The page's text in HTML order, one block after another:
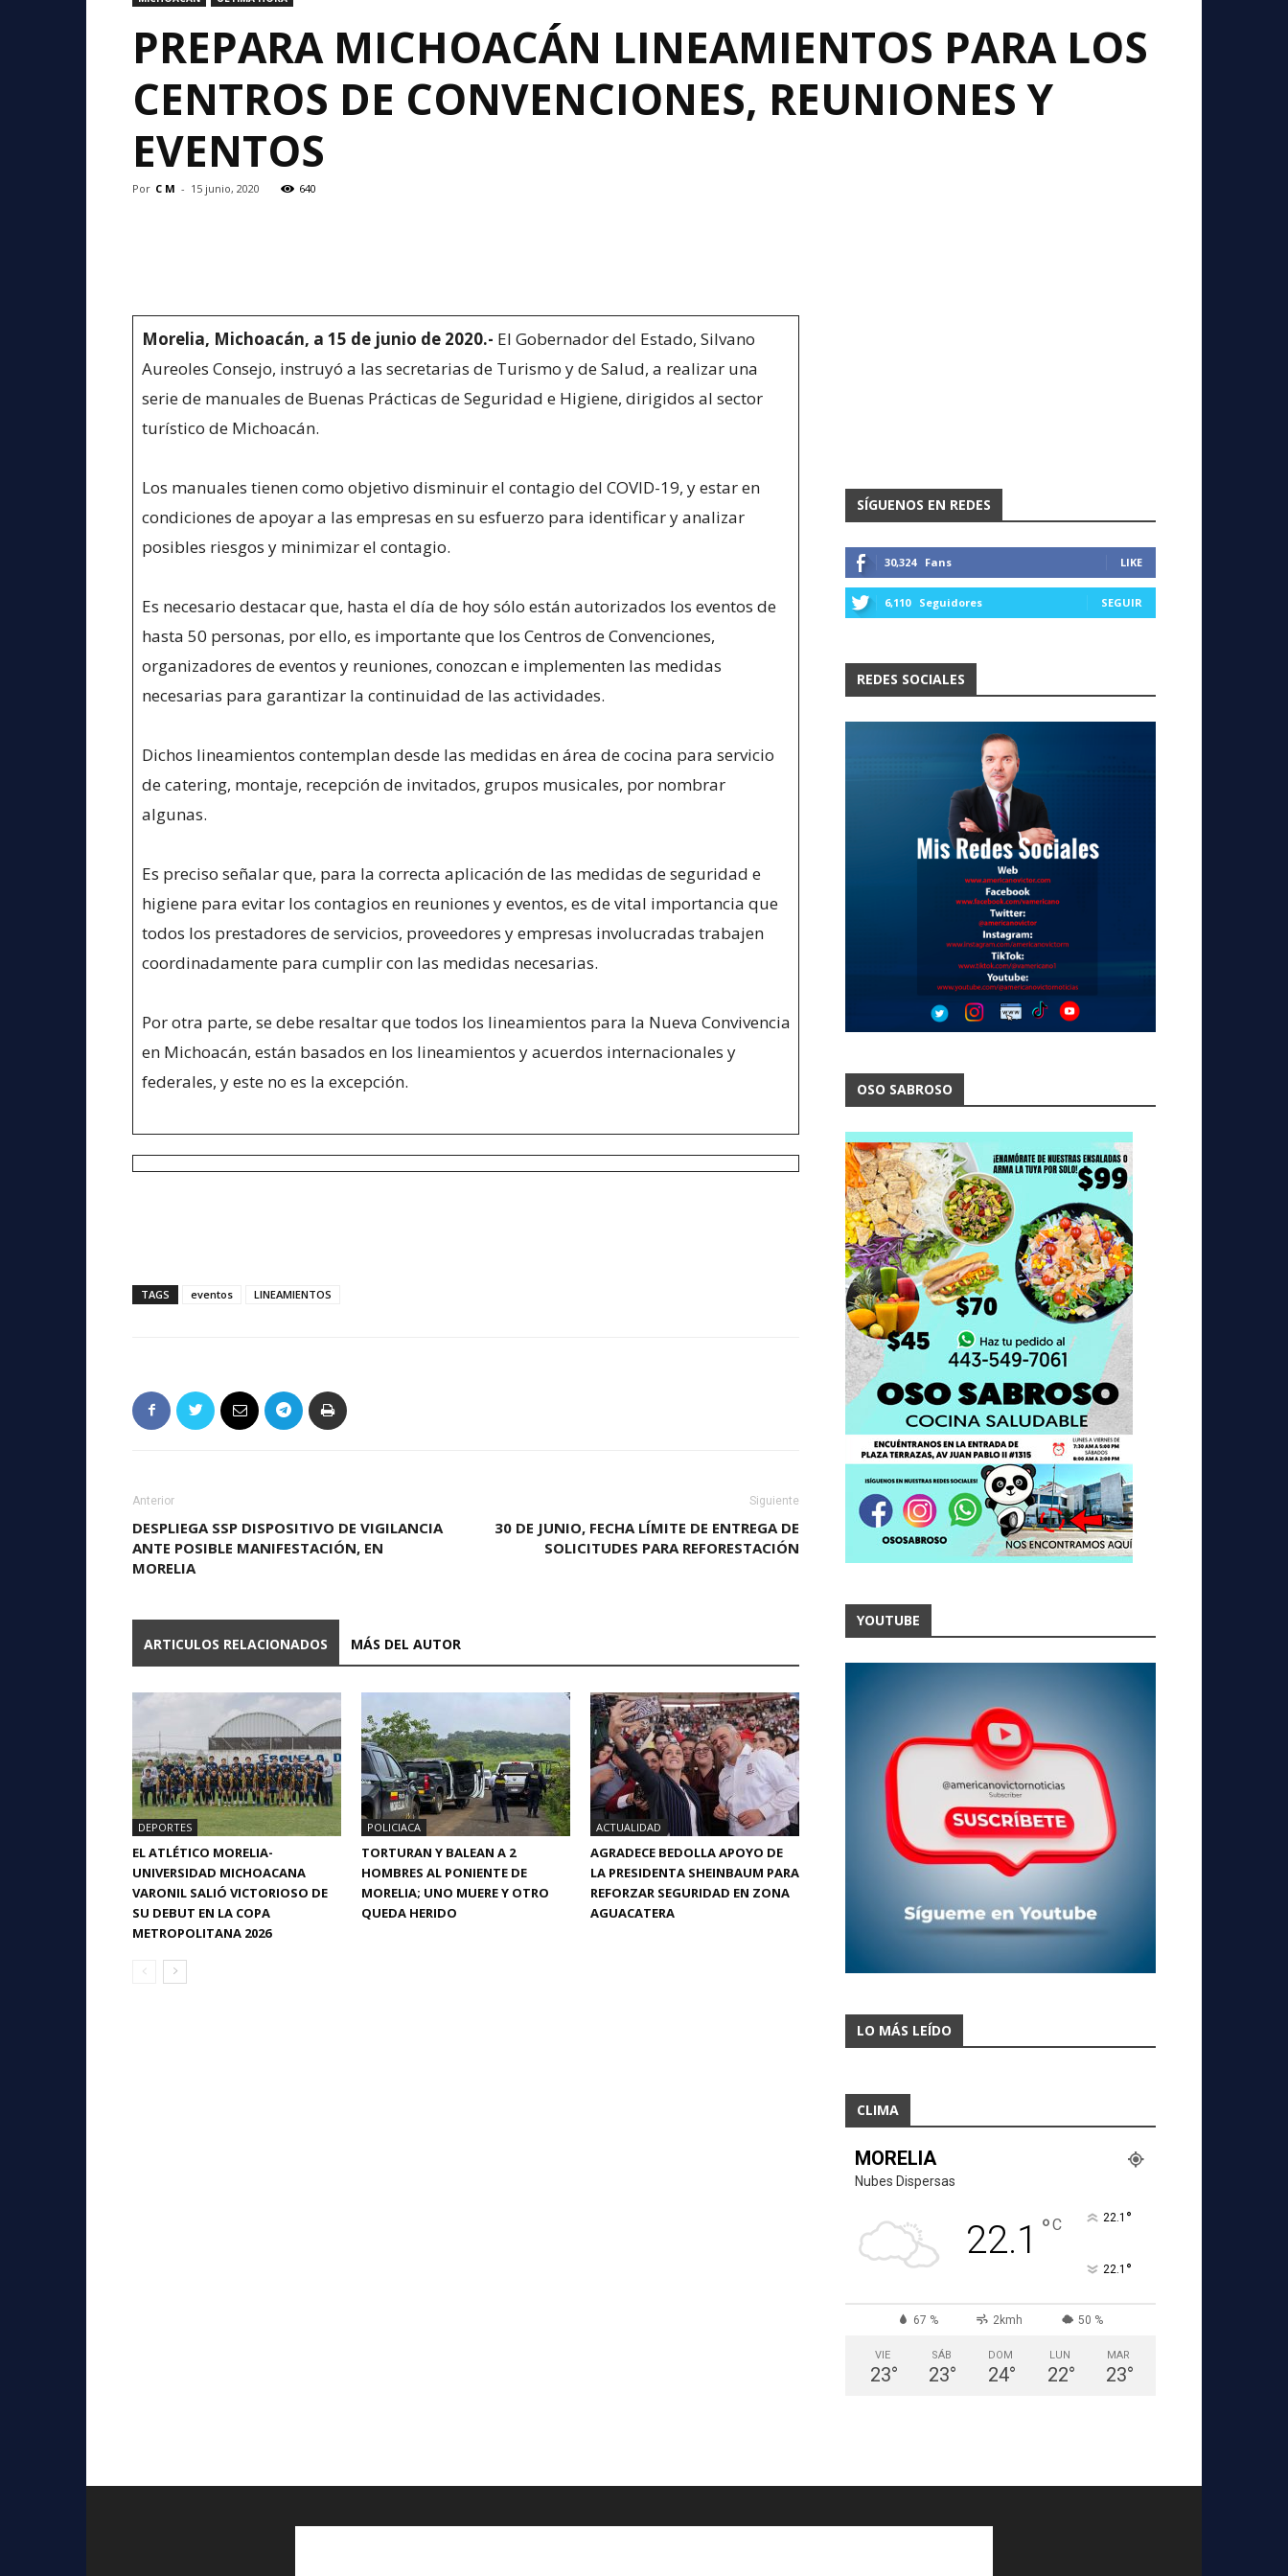
PREPARA MICHOACÁN LINEAMIENTOS PARA LOS
CENTROS DE CONVENCIONES, REUNIONES Y
EVENTOS
Por C M - 15 junio, 2020 640
Morelia, Michoacán, a 15 de junio de 2020.- El Gobernador del Estado, Silvano
Aureoles Consejo, instruyó a las secretarias de Turismo y de Salud, a realizar una
serie de manuales de Buenas Prácticas de Seguridad e Higiene, dirigidos al sector
turístico de Michoacán.
Los manuales tienen como objetivo disminuir el contagio del COVID-19, y estar en
condiciones de apoyar a las empresas en su esfuerzo para identificar y analizar
posibles riesgos y minimizar el contagio.
Es necesario destacar que, hasta el día de hoy sólo están autorizados los eventos de
hasta 50 personas, por ello, es importante que los Centros de Convenciones,
organizadores de eventos y reuniones, conozcan e implementen las medidas
necesarias para garantizar la continuidad de las actividades.
Dichos lineamientos contemplan desde las medidas en área de cocina para servicio
de catering, montaje, recepción de invitados, grupos musicales, por nombrar
algunas.
Es preciso señalar que, para la correcta aplicación de las medidas de seguridad e
higiene para evitar los contagios en reuniones y eventos, es de vital importancia que
todos los prestadores de servicios, proveedores y empresas involucradas trabajen
coordinadamente para cumplir con las medidas necesarias.
Por otra parte, se debe resaltar que todos los lineamientos para la Nueva Convivencia
en Michoacán, están basados en los lineamientos y acuerdos internacionales y
federales, y este no es la excepción.
TAGS eventos LINEAMIENTOS
Anterior
DESPLIEGA SSP DISPOSITIVO DE VIGILANCIA
ANTE POSIBLE MANIFESTACIÓN, EN
MORELIA
Siguiente
30 DE JUNIO, FECHA LÍMITE DE ENTREGA DE
SOLICITUDES PARA REFORESTACIÓN
ARTICULOS RELACIONADOS MÁS DEL AUTOR
DEPORTES
EL ATLÉTICO MORELIA-
UNIVERSIDAD MICHOACANA
VARONIL SALIÓ VICTORIOSO DE
SU DEBUT EN LA COPA
METROPOLITANA 2026
POLICIACA
TORTURAN Y BALEAN A 2
HOMBRES AL PONIENTE DE
MORELIA; UNO MUERE Y OTRO
QUEDA HERIDO
ACTUALIDAD
AGRADECE BEDOLLA APOYO DE
LA PRESIDENTA SHEINBAUM PARA
REFORZAR SEGURIDAD EN ZONA
AGUACATERA
SÍGUENOS EN REDES
30,324 Fans LIKE
6,110 Seguidores SEGUIR
REDES SOCIALES
OSO SABROSO
YOUTUBE
LO MÁS LEÍDO
CLIMA
MORELIA
Nubes Dispersas
22.1 °C 22.1 °
22.1 °
67 % 2kmh 50 %
VIE
23°
SÁB
23°
DOM
24°
LUN
22°
MAR
23°